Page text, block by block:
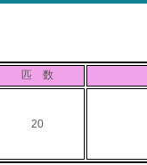
匹 数
20